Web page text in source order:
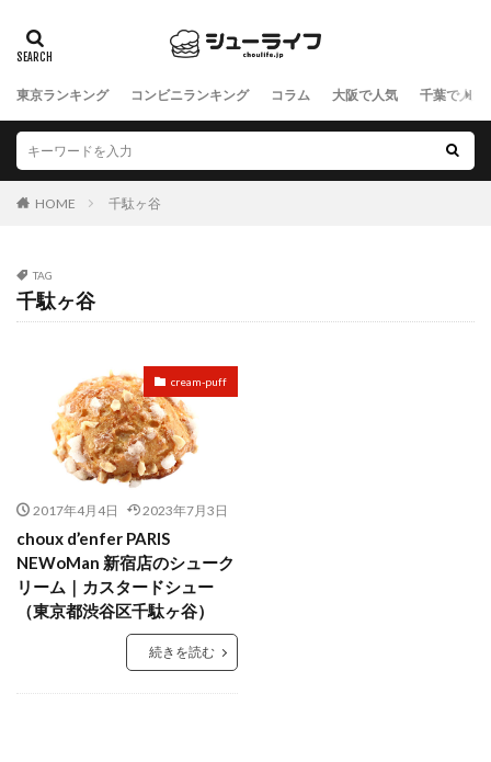
東京ランキング コンビニランキング コラム 大阪で人気 千葉で人気
HOME 千駄ヶ谷
TAG
千駄ヶ谷
cream-puff
2017年4月4日 2023年7月3日
choux d’enfer PARIS
NEWoMan 新宿店のシューク
リーム｜カスタードシュー
（東京都渋谷区千駄ヶ谷）
続きを読む